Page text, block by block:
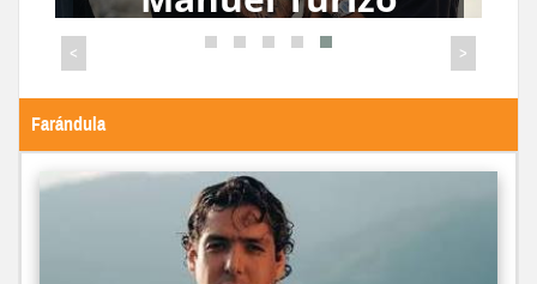
ganancias de su
gira por Europa
para apoyar a
< >
Farándula